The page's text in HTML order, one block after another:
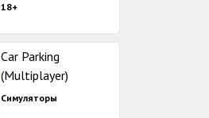
18+
Car Parking
(Multiplayer)
Симуляторы